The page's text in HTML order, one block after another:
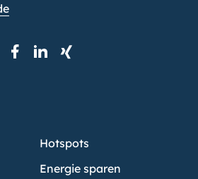
Hotspots
Energie sparen